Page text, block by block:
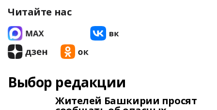
Читайте нас
Выбор редакции
Жителей Башкирии просят